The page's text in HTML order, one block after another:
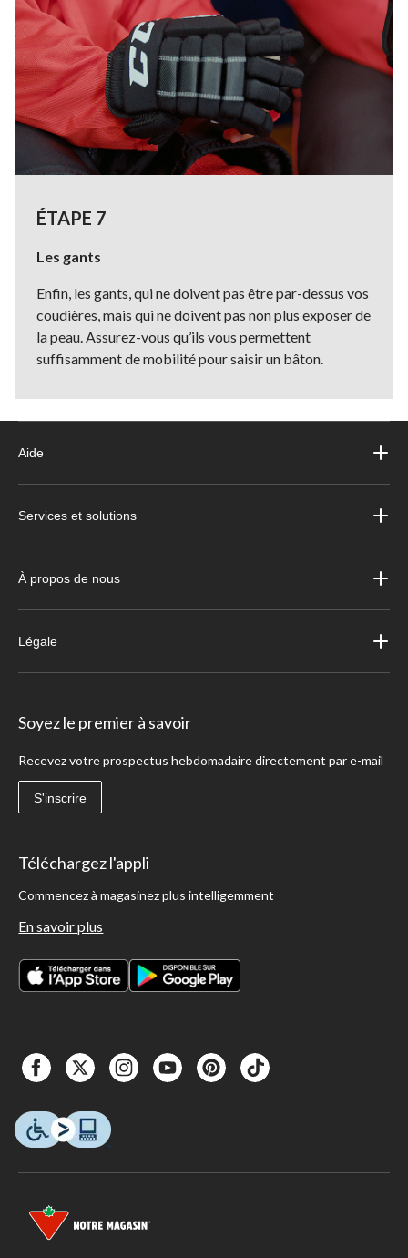
ÉTAPE 7
Les gants
Enfin, les gants, qui ne doivent pas être par-dessus vos
coudières, mais qui ne doivent pas non plus exposer de
la peau. Assurez-vous qu’ils vous permettent
suffisamment de mobilité pour saisir un bâton.
Aide
Services et solutions
À propos de nous
Légale
Soyez le premier à savoir
Recevez votre prospectus hebdomadaire directement par e-mail
S'inscrire
Téléchargez l'appli
Commencez à magasinez plus intelligemment
En savoir plus